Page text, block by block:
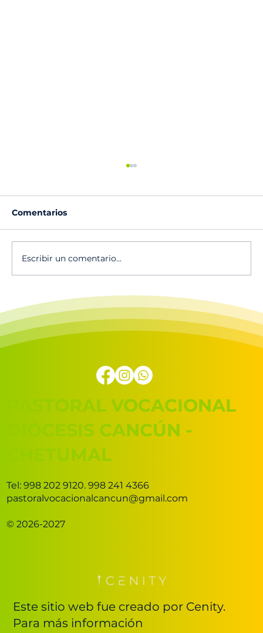
Calendario de actividades 2025-
2026
Comentarios
Escribir un comentario...
Este sitio web fue creado por Cenity.
Para más información
PASTORAL VOCACIONAL
DIÓCESIS CANCÚN -
CHETUMAL
Tel: 998 202 9120. 998 241 4366
pastoralvocacionalcancun@gmail.com
© 2026-2027